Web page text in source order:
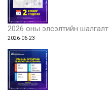
2026 оны элсэлтийн
2026-06-23